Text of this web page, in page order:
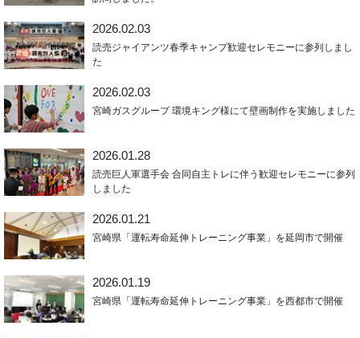
2026.02.03
読売ジャイアンツ春季キャンプ歓迎セレモニーに参列しまし
た
2026.02.03
宮崎ガスグループ 環境キング様にて壁画制作を実施しました
2026.01.28
読売巨人軍選手会 合同自主トレに伴う歓迎セレモニーに参列
しました
2026.01.21
宮崎県「運転寿命延伸トレーニング事業」を延岡市で開催
2026.01.19
宮崎県「運転寿命延伸トレーニング事業」を西都市で開催